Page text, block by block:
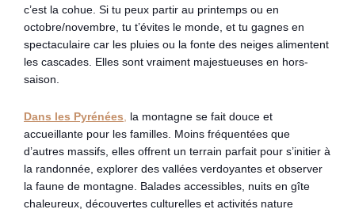
c’est la cohue. Si tu peux partir au printemps ou en
octobre/novembre, tu t’évites le monde, et tu gagnes en
spectaculaire car les pluies ou la fonte des neiges alimentent
les cascades. Elles sont vraiment majestueuses en hors-
saison.
Dans les Pyrénées, la montagne se fait douce et
accueillante pour les familles. Moins fréquentées que
d’autres massifs, elles offrent un terrain parfait pour s’initier à
la randonnée, explorer des vallées verdoyantes et observer
la faune de montagne. Balades accessibles, nuits en gîte
chaleureux, découvertes culturelles et activités nature